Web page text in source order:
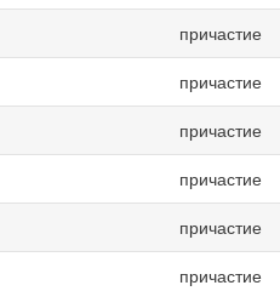
причастие
причастие
причастие
причастие
причастие
причастие